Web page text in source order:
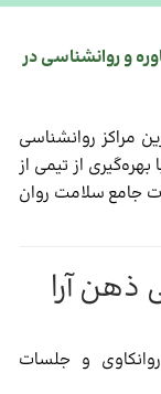
و روانشناسی در
مراکز روانشناسی
از تیمی از
جامع سلامت روان
ذهن آرا
روانکاوی و جلسات